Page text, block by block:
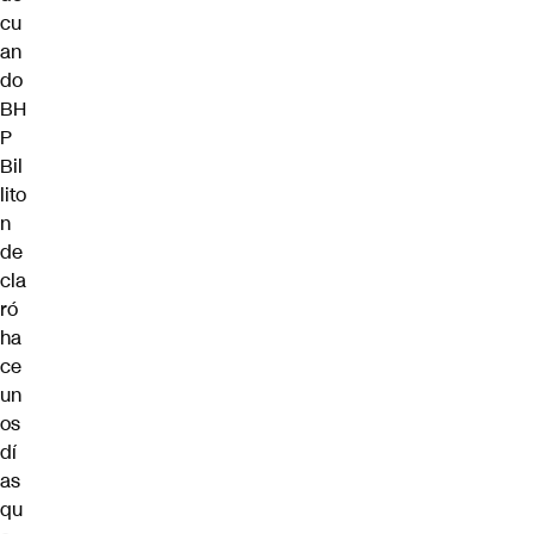
cu
an
do
BH
P
Bil
lito
n
de
cla
ró
ha
ce
un
os
dí
as
qu